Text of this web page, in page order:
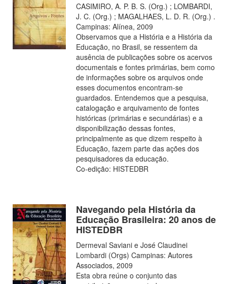
CASIMIRO, A. P. B. S. (Org.) ; LOMBARDI,
J. C. (Org.) ; MAGALHAES, L. D. R. (Org.) .
Campinas: Alínea, 2009
Observamos que a História e a História da
Educação, no Brasil, se ressentem da
ausência de publicações sobre os acervos
documentais e fontes primárias, bem como
de informações sobre os arquivos onde
esses documentos encontram-se
guardados. Entendemos que a pesquisa,
catalogação e arquivamento de fontes
históricas (primárias e secundárias) e a
disponibilização dessas fontes,
principalmente as que dizem respeito à
Educação, fazem parte das ações dos
pesquisadores da educação.
Co-edição: HISTEDBR
Navegando pela História da
Educação Brasileira: 20 anos de
HISTEDBR
Dermeval Saviani e José Claudinei
Lombardi (Orgs) Campinas: Autores
Associados, 2009
Esta obra reúne o conjunto das